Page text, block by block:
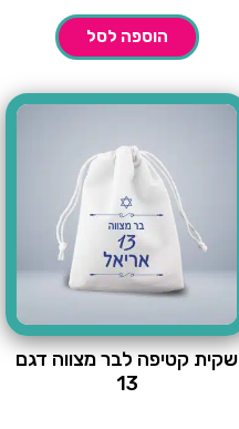
הוספה לסל
שקית קטיפה לבר מצווה דגם
13